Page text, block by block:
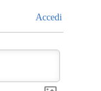
Accedi